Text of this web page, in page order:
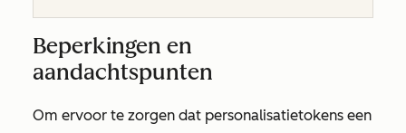
Beperkingen en
aandachtspunten
Om ervoor te zorgen dat personalisatietokens een